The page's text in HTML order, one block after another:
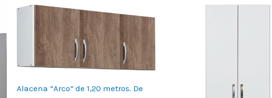
Alacena “Arco” de 1,20 metros. De